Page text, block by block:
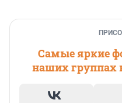
Самые яркие
наших группах